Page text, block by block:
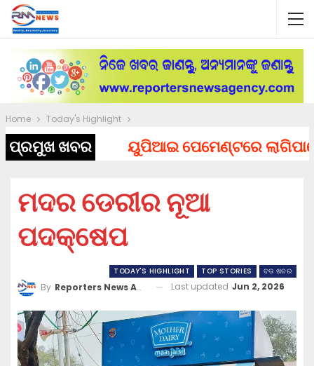
Home Today's Highlight
ପ୍ରମୁଖ ଖବର ୟୁପିଆଇ ପେମେଣ୍ଟରେ ଲାଗିପାରେ
ମଦର ଡେରୀର ନୂଆ
ପଦକ୍ଷେପ
TODAY'S HIGHLIGHT TOP STORIES ବଡ ଖବର
By Reporters News Agency Last updated Jun 2, 2026